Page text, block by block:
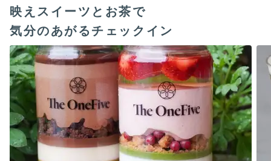
映えスイーツとお茶で
気分のあがるチェックイン